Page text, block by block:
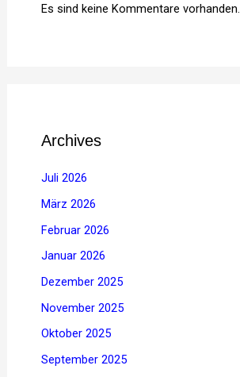
Es sind keine Kommentare vorhanden.
Archives
Juli 2026
März 2026
Februar 2026
Januar 2026
Dezember 2025
November 2025
Oktober 2025
September 2025